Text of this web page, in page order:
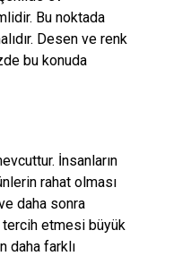
Bu noktada
Desen ve renk
bu konuda
İnsanların
rahat olması
daha sonra
tercih etmesi büyük
daha farklı